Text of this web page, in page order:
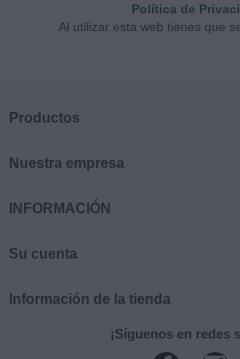
Política de
Al utilizar esta web tienes que
Productos
Nuestra empresa
INFORMACIÓN
Su cuenta
Información de la tienda
¡Síguenos en redes